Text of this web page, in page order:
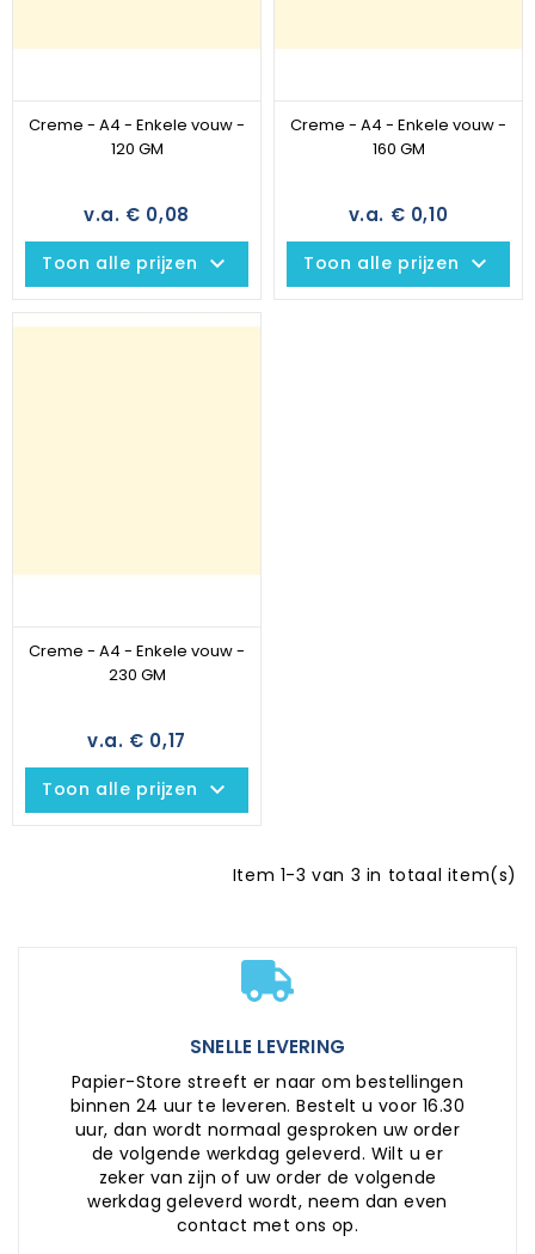
Creme - A4 - Enkele vouw -
120 GM
v.a. € 0,08
Toon alle prijzen keyboard_arrow_down
Creme - A4 - Enkele vouw -
160 GM
v.a. € 0,10
Toon alle prijzen keyboard_arrow_down
Creme - A4 - Enkele vouw -
230 GM
v.a. € 0,17
Toon alle prijzen keyboard_arrow_down
Item 1-3 van 3 in totaal item(s)
SNELLE LEVERING
Papier-Store streeft er naar om bestellingen
binnen 24 uur te leveren. Bestelt u voor 16.30
uur, dan wordt normaal gesproken uw order
de volgende werkdag geleverd. Wilt u er
zeker van zijn of uw order de volgende
werkdag geleverd wordt, neem dan even
contact met ons op.